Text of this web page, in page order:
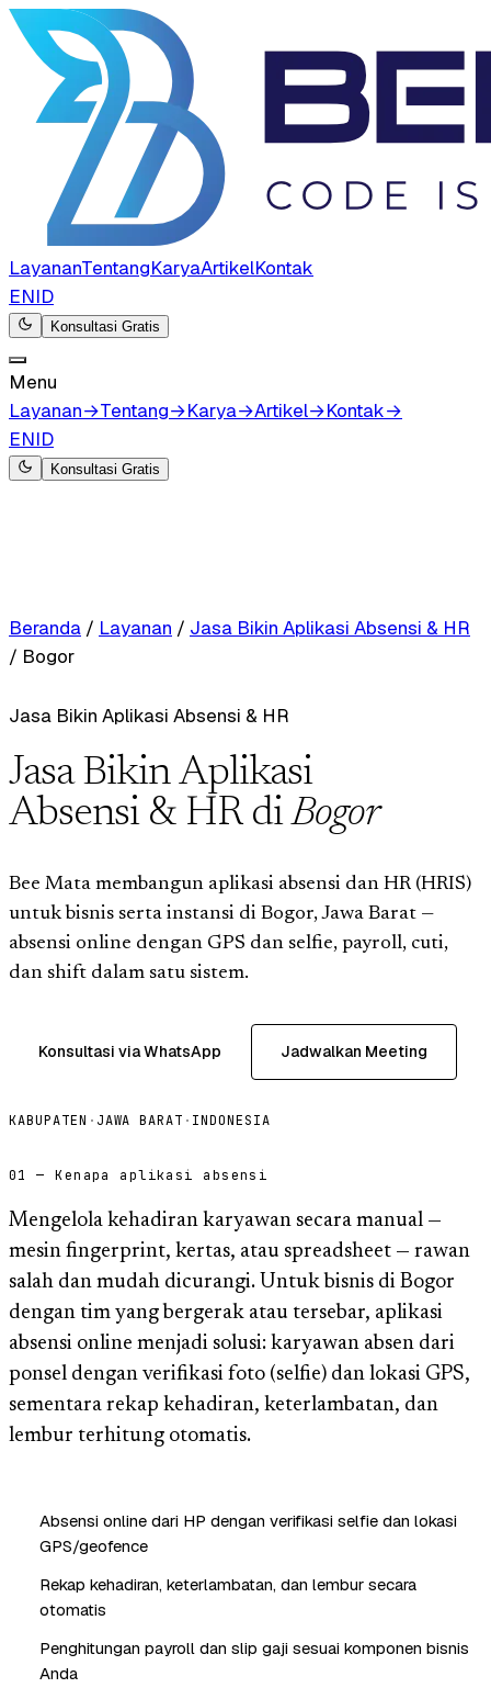
LayananTentangKaryaArtikelKontak
ENID
Konsultasi Gratis
Menu
Layanan→Tentang→Karya→Artikel→Kontak→
ENID
Konsultasi Gratis
Beranda / Layanan / Jasa Bikin Aplikasi Absensi & HR
/ Bogor
Jasa Bikin Aplikasi Absensi & HR
Jasa Bikin Aplikasi
Absensi & HR diBogor
Bee Mata membangun aplikasi absensi dan HR (HRIS)
untuk bisnis serta instansi di Bogor, Jawa Barat —
absensi online dengan GPS dan selfie, payroll, cuti,
dan shift dalam satu sistem.
Konsultasi via WhatsApp Jadwalkan Meeting
KABUPATEN · JAWA BARAT · INDONESIA
01 — Kenapa aplikasi absensi
Mengelola kehadiran karyawan secara manual —
mesin fingerprint, kertas, atau spreadsheet — rawan
salah dan mudah dicurangi. Untuk bisnis di Bogor
dengan tim yang bergerak atau tersebar, aplikasi
absensi online menjadi solusi: karyawan absen dari
ponsel dengan verifikasi foto (selfie) dan lokasi GPS,
sementara rekap kehadiran, keterlambatan, dan
lembur terhitung otomatis.
Absensi online dari HP dengan verifikasi selfie dan lokasi
GPS/geofence
Rekap kehadiran, keterlambatan, dan lembur secara
otomatis
Penghitungan payroll dan slip gaji sesuai komponen bisnis
Anda